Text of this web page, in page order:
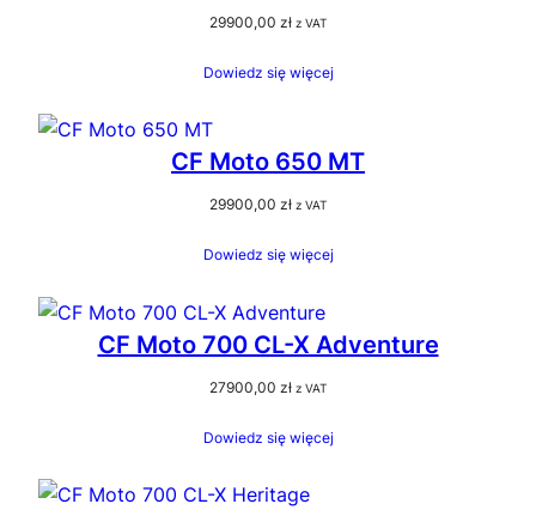
29900,00 zł z VAT
Dowiedz się więcej
CF Moto 650 MT
29900,00 zł z VAT
Dowiedz się więcej
CF Moto 700 CL-X Adventure
27900,00 zł z VAT
Dowiedz się więcej